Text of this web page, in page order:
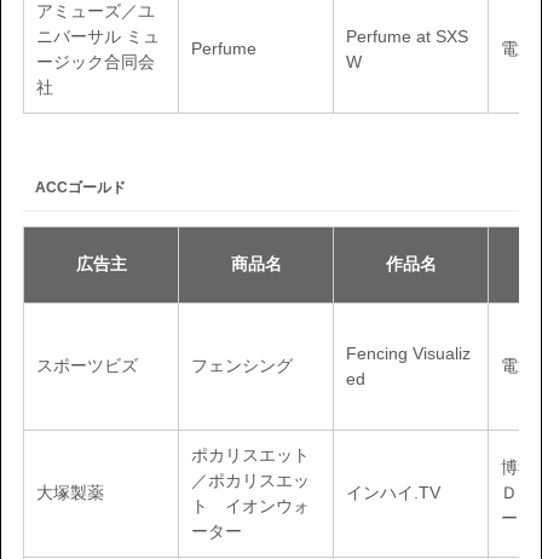
アミューズ／ユ
ニバーサル ミュ
ージック合同会
社
Perfume
Perfume at SXS
W
電通
ACCゴールド
広告主 商品名 作品名
スポーツビズ フェンシング
Fencing Visualiz
ed
電通
大塚製薬
ポカリスエット
／ポカリスエッ
ト イオンウォ
ーター
インハイ.TV
博報
ＤＹ
ート